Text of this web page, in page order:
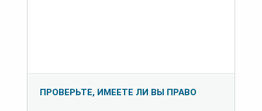
ПРОВЕРЬТЕ, ИМЕЕТЕ ЛИ ВЫ ПРАВО